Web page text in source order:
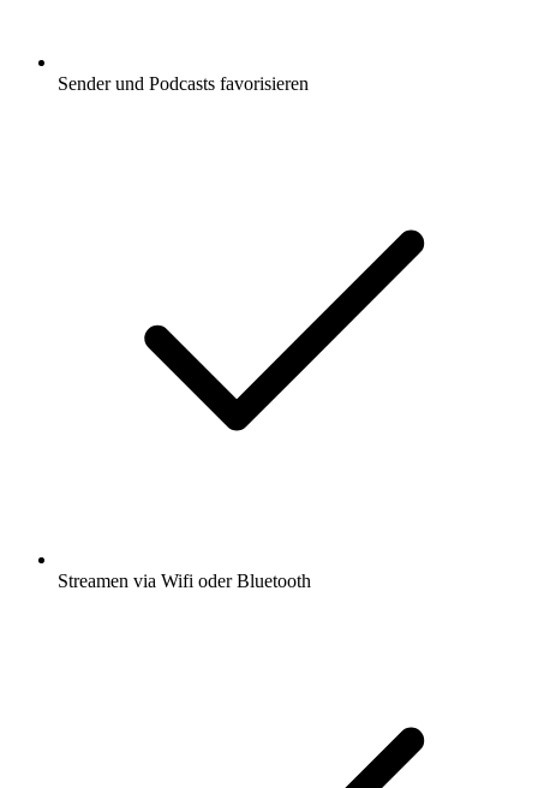
Sender und Podcasts favorisieren
Streamen via Wifi oder Bluetooth